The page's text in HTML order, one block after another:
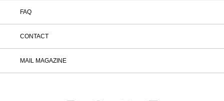
FAQ
CONTACT
MAIL MAGAZINE